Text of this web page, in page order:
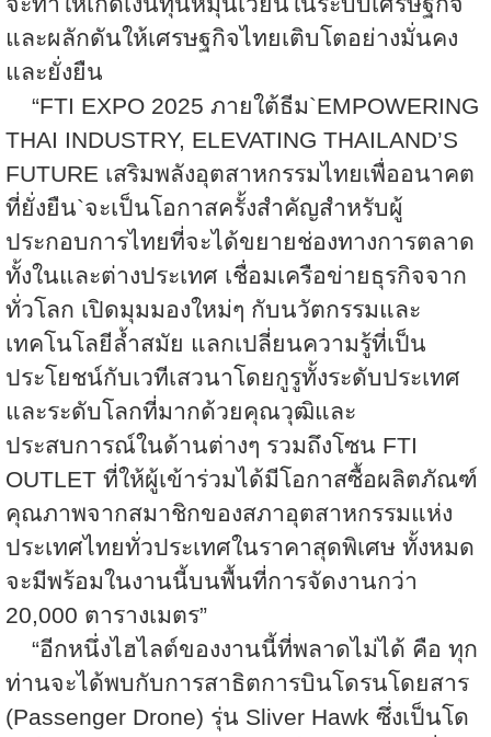
และผลักดันให้เศรษฐกิจไทยเติบโตอย่างมั่นคง
และยั่งยืน
“FTI EXPO 2025 ภายใต้ธีม`EMPOWERING
THAI INDUSTRY, ELEVATING THAILAND’S
FUTURE เสริมพลังอุตสาหกรรมไทยเพื่ออนาคต
ที่ยั่งยืน`จะเป็นโอกาสครั้งสำคัญสำหรับผู้
ประกอบการไทยที่จะได้ขยายช่องทางการตลาด
ทั้งในและต่างประเทศ เชื่อมเครือข่ายธุรกิจจาก
ทั่วโลก เปิดมุมมองใหม่ๆ กับนวัตกรรมและ
เทคโนโลยีล้ำสมัย แลกเปลี่ยนความรู้ที่เป็น
ประโยชน์กับเวทีเสวนาโดยกูรูทั้งระดับประเทศ
และระดับโลกที่มากด้วยคุณวุฒิและ
ประสบการณ์ในด้านต่างๆ รวมถึงโซน FTI
OUTLET ที่ให้ผู้เข้าร่วมได้มีโอกาสซื้อผลิตภัณฑ์
คุณภาพจากสมาชิกของสภาอุตสาหกรรมแห่ง
ประเทศไทยทั่วประเทศในราคาสุดพิเศษ ทั้งหมด
จะมีพร้อมในงานนี้บนพื้นที่การจัดงานกว่า
20,000 ตารางเมตร”
“อีกหนึ่งไฮไลต์ของงานนี้ที่พลาดไม่ได้ คือ ทุก
ท่านจะได้พบกับการสาธิตการบินโดรนโดยสาร
(Passenger Drone) รุ่น Sliver Hawk ซึ่งเป็นโด